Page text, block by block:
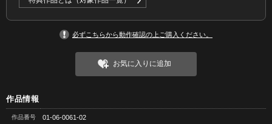
必ずこちらから動作確認の上ご購入ください。
お気に入りに追加
作品情報
作品番号 01-06-0061-02